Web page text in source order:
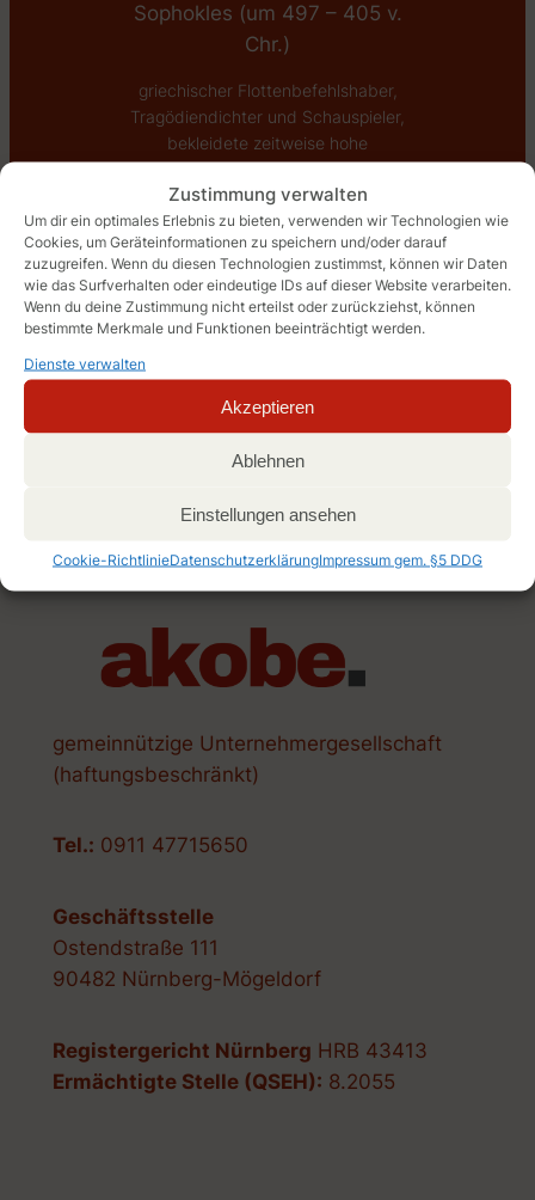
Zustimmung verwalten
Um dir ein optimales Erlebnis zu bieten, verwenden wir Technologien wie
Cookies, um Geräteinformationen zu speichern und/oder darauf
zuzugreifen. Wenn du diesen Technologien zustimmst, können wir Daten
wie das Surfverhalten oder eindeutige IDs auf dieser Website verarbeiten.
Wenn du deine Zustimmung nicht erteilst oder zurückziehst, können
bestimmte Merkmale und Funktionen beeinträchtigt werden.
Dienste verwalten
Akzeptieren
Ablehnen
Einstellungen ansehen
Cookie-RichtlinieDatenschutzerklärungImpressum gem. §5 DDG
Sophokles (um 497 – 405 v.
Chr.)
griechischer Flottenbefehlshaber,
Tragödiendichter und Schauspieler,
bekleidete zeitweise hohe
Staatsämter
Entdecke mehr von Akobe
Melde dich für ein Abonnement an, um die neuesten
Gib deine E-Mail-Adresse ein …
gemeinnützige Unternehmergesellschaft
(haftungsbeschränkt)
Tel.: 0911 47715650
Geschäftsstelle
Ostendstraße 111
90482 Nürnberg-Mögeldorf
Registergericht Nürnberg HRB 43413
Ermächtigte Stelle (QSEH): 8.2055